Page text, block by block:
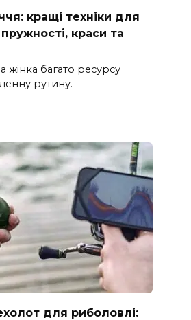
кращі техніки для
краси та
жінка багато ресурсу
рутину.
для риболовлі: